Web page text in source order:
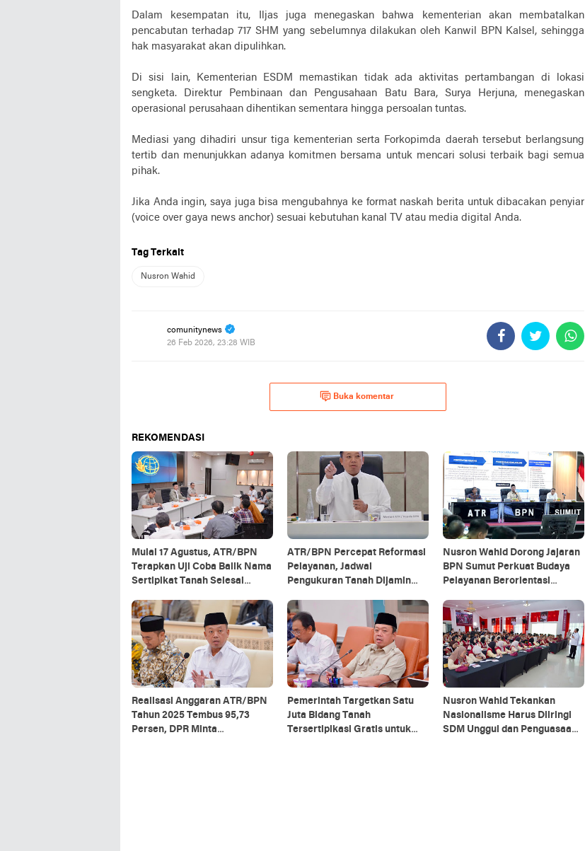
Dalam kesempatan itu, Iljas juga menegaskan bahwa kementerian akan membatalkan
pencabutan terhadap 717 SHM yang sebelumnya dilakukan oleh Kanwil BPN Kalsel, sehingga
hak masyarakat akan dipulihkan.
Di sisi lain, Kementerian ESDM memastikan tidak ada aktivitas pertambangan di lokasi
sengketa. Direktur Pembinaan dan Pengusahaan Batu Bara, Surya Herjuna, menegaskan
operasional perusahaan dihentikan sementara hingga persoalan tuntas.
Mediasi yang dihadiri unsur tiga kementerian serta Forkopimda daerah tersebut berlangsung
tertib dan menunjukkan adanya komitmen bersama untuk mencari solusi terbaik bagi semua
pihak.
Jika Anda ingin, saya juga bisa mengubahnya ke format naskah berita untuk dibacakan penyiar
(voice over gaya news anchor) sesuai kebutuhan kanal TV atau media digital Anda.
Tag Terkait
Nusron Wahid
comunitynews
26 Feb 2026, 23:28 WIB
Buka komentar
REKOMENDASI
Mulai 17 Agustus, ATR/BPN
Terapkan Uji Coba Balik Nama
Sertipikat Tanah Selesai
ATR/BPN Percepat Reformasi
Pelayanan, Jadwal
Pengukuran Tanah Dijamin
Nusron Wahid Dorong Jajaran
BPN Sumut Perkuat Budaya
Pelayanan Berorientasi
Realisasi Anggaran ATR/BPN
Tahun 2025 Tembus 95,73
Persen, DPR Minta
Pemerintah Targetkan Satu
Juta Bidang Tanah
Tersertipikasi Gratis untuk
Nusron Wahid Tekankan
Nasionalisme Harus Diiringi
SDM Unggul dan Penguasaan